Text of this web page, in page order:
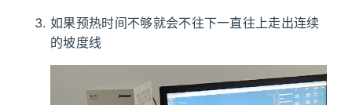
如果预热时间不够就会不往下一直往上走出连续
的坡度线